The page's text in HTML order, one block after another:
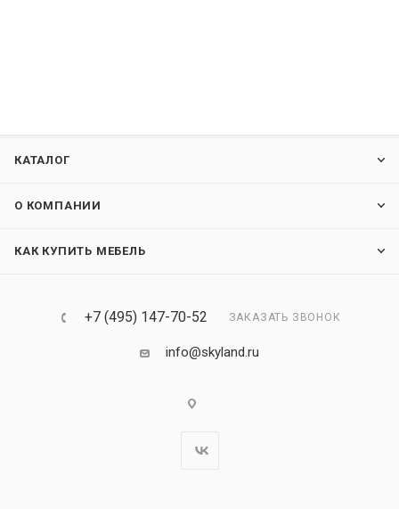
КАТАЛОГ
О КОМПАНИИ
КАК КУПИТЬ МЕБЕЛЬ
+7 (495) 147-70-52 ЗАКАЗАТЬ ЗВОНОК
info@skyland.ru